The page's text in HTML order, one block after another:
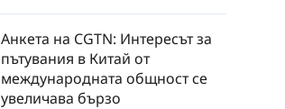
Анкета на CGTN: Интересът за
пътувания в Китай от
международната общност се
увеличава бързо